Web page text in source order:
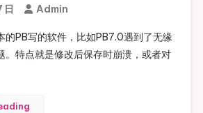
日 Admin
的PB写的软件，比如PB7.0遇到了无缘
。特点就是修改后保存时崩溃，或者对